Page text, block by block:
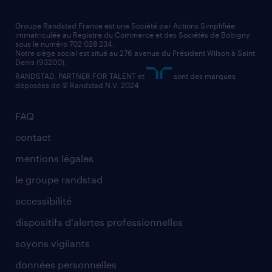
assistant administratif
comptable
faq intérim / recrutement
nos cabinets de recrutement
FAQ
contact
mentions légales
le groupe randstad
accessibilité
dispositifs d'alertes professionnelles
soyons vigilants
données personnelles
Groupe Randstad France est une Société par Actions Simplifiée
immatriculée au Registre du Commerce et des Sociétés de Bobigny
sous le numéro 702 028 234.
Notre siège social est situé au 276 avenue du Président Wilson à Saint
Denis (93200).
RANDSTAD, PARTNER FOR TALENT et
sont des marques
déposées de © Randstad N.V. 2024.